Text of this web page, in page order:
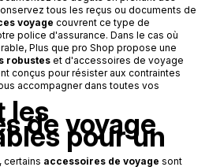
tous les reçus ou documents de
voyage couvrent ce type de
police d'assurance. Dans le cas où
Plus que pro Shop propose une
robusteset d'accessoires de voyage
conçus pour résister aux contraintes
accompagner dans toutes vos
les
de voyage
pour un
certains accessoires de voyage sont